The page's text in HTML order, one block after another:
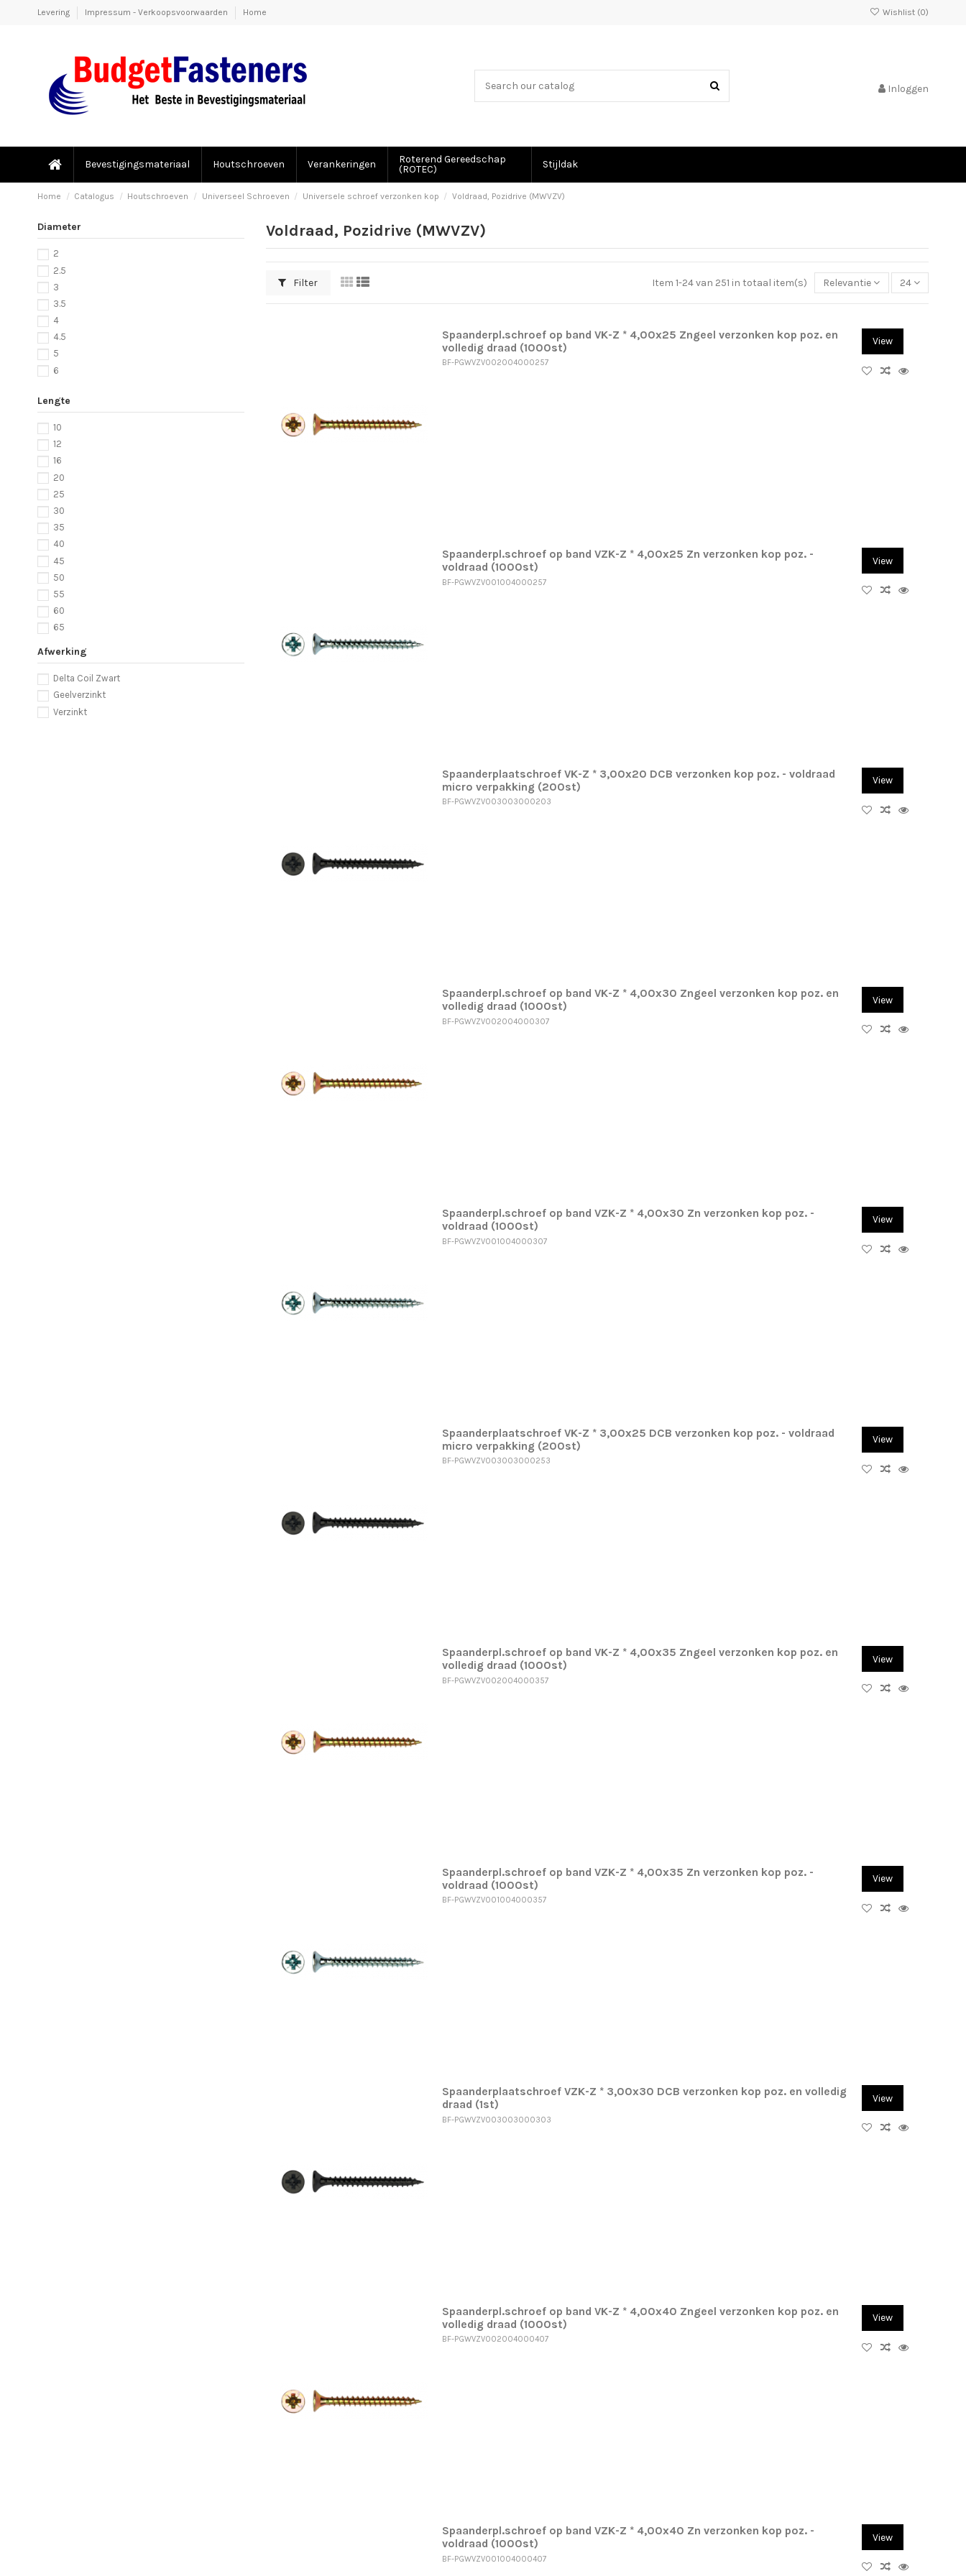
Levering Impressum - Verkoopsvoorwaarden Home Wishlist (0)
Inloggen
Bevestigingsmateriaal Houtschroeven Verankeringen
Roterend Gereedschap
(ROTEC)
Stijldak
Home Catalogus Houtschroeven Universeel Schroeven Universele schroef verzonken kop Voldraad, Pozidrive (MWVZV)
Voldraad, Pozidrive (MWVZV)
Filter Item 1-24 van 251 in totaal item(s) Relevantie 24
Spaanderpl.schroef op band VK-Z * 4,00x25 Zngeel verzonken kop poz. en
volledig draad (1000st)
BF-PGWVZV002004000257
View
Spaanderpl.schroef op band VZK-Z * 4,00x25 Zn verzonken kop poz. -
voldraad (1000st)
BF-PGWVZV001004000257
View
Spaanderplaatschroef VK-Z * 3,00x20 DCB verzonken kop poz. - voldraad
micro verpakking (200st)
BF-PGWVZV003003000203
View
Spaanderpl.schroef op band VK-Z * 4,00x30 Zngeel verzonken kop poz. en
volledig draad (1000st)
BF-PGWVZV002004000307
View
Spaanderpl.schroef op band VZK-Z * 4,00x30 Zn verzonken kop poz. -
voldraad (1000st)
BF-PGWVZV001004000307
View
Spaanderplaatschroef VK-Z * 3,00x25 DCB verzonken kop poz. - voldraad
micro verpakking (200st)
BF-PGWVZV003003000253
View
Spaanderpl.schroef op band VK-Z * 4,00x35 Zngeel verzonken kop poz. en
volledig draad (1000st)
BF-PGWVZV002004000357
View
Spaanderpl.schroef op band VZK-Z * 4,00x35 Zn verzonken kop poz. -
voldraad (1000st)
BF-PGWVZV001004000357
View
Spaanderplaatschroef VZK-Z * 3,00x30 DCB verzonken kop poz. en volledig
draad (1st)
BF-PGWVZV003003000303
View
Spaanderpl.schroef op band VK-Z * 4,00x40 Zngeel verzonken kop poz. en
volledig draad (1000st)
BF-PGWVZV002004000407
View
Spaanderpl.schroef op band VZK-Z * 4,00x40 Zn verzonken kop poz. -
voldraad (1000st)
BF-PGWVZV001004000407
View
Diameter
2
2.5
3
3.5
4
4.5
5
6
Lengte
10
12
16
20
25
30
35
40
45
50
55
60
65
Afwerking
Delta Coil Zwart
Geelverzinkt
Verzinkt